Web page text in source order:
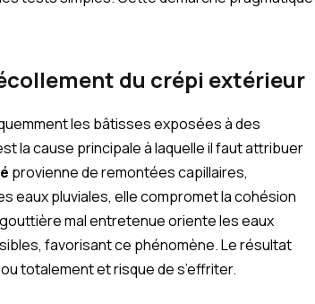
du crépi extérieur
les bâtisses exposées à des
la cause principale à laquelle il faut attribuer
provienne de remontées capillaires,
eaux pluviales, elle compromet la cohésion
mal entretenue oriente les eaux
favorisant ce phénomène. Le résultat
totalement et risque de s’effriter.